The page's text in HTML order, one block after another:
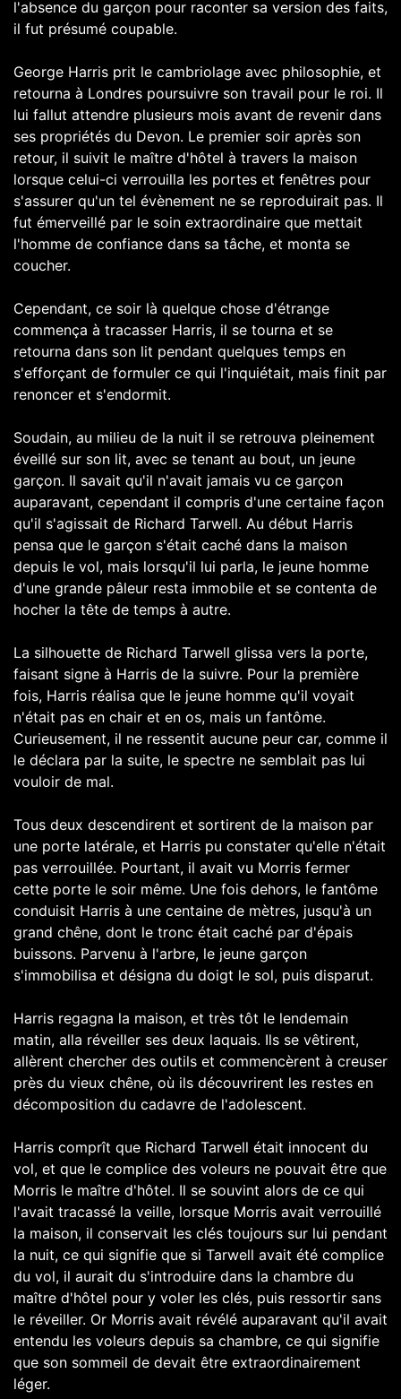
l'absence du garçon pour raconter sa version des faits,
il fut présumé coupable.
George Harris prit le cambriolage avec philosophie, et
retourna à Londres poursuivre son travail pour le roi. Il
lui fallut attendre plusieurs mois avant de revenir dans
ses propriétés du Devon. Le premier soir après son
retour, il suivit le maître d'hôtel à travers la maison
lorsque celui-ci verrouilla les portes et fenêtres pour
s'assurer qu'un tel évènement ne se reproduirait pas. Il
fut émerveillé par le soin extraordinaire que mettait
l'homme de confiance dans sa tâche, et monta se
coucher.
Cependant, ce soir là quelque chose d'étrange
commença à tracasser Harris, il se tourna et se
retourna dans son lit pendant quelques temps en
s'efforçant de formuler ce qui l'inquiétait, mais finit par
renoncer et s'endormit.
Soudain, au milieu de la nuit il se retrouva pleinement
éveillé sur son lit, avec se tenant au bout, un jeune
garçon. Il savait qu'il n'avait jamais vu ce garçon
auparavant, cependant il compris d'une certaine façon
qu'il s'agissait de Richard Tarwell. Au début Harris
pensa que le garçon s'était caché dans la maison
depuis le vol, mais lorsqu'il lui parla, le jeune homme
d'une grande pâleur resta immobile et se contenta de
hocher la tête de temps à autre.
La silhouette de Richard Tarwell glissa vers la porte,
faisant signe à Harris de la suivre. Pour la première
fois, Harris réalisa que le jeune homme qu'il voyait
n'était pas en chair et en os, mais un fantôme.
Curieusement, il ne ressentit aucune peur car, comme il
le déclara par la suite, le spectre ne semblait pas lui
vouloir de mal.
Tous deux descendirent et sortirent de la maison par
une porte latérale, et Harris pu constater qu'elle n'était
pas verrouillée. Pourtant, il avait vu Morris fermer
cette porte le soir même. Une fois dehors, le fantôme
conduisit Harris à une centaine de mètres, jusqu'à un
grand chêne, dont le tronc était caché par d'épais
buissons. Parvenu à l'arbre, le jeune garçon
s'immobilisa et désigna du doigt le sol, puis disparut.
Harris regagna la maison, et très tôt le lendemain
matin, alla réveiller ses deux laquais. Ils se vêtirent,
allèrent chercher des outils et commencèrent à creuser
près du vieux chêne, où ils découvrirent les restes en
décomposition du cadavre de l'adolescent.
Harris comprît que Richard Tarwell était innocent du
vol, et que le complice des voleurs ne pouvait être que
Morris le maître d'hôtel. Il se souvint alors de ce qui
l'avait tracassé la veille, lorsque Morris avait verrouillé
la maison, il conservait les clés toujours sur lui pendant
la nuit, ce qui signifie que si Tarwell avait été complice
du vol, il aurait du s'introduire dans la chambre du
maître d'hôtel pour y voler les clés, puis ressortir sans
le réveiller. Or Morris avait révélé auparavant qu'il avait
entendu les voleurs depuis sa chambre, ce qui signifie
que son sommeil de devait être extraordinairement
léger.